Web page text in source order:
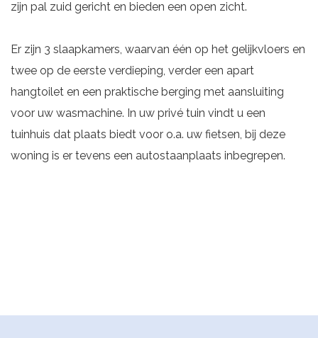
zijn pal zuid gericht en bieden een open zicht.
Er zijn 3 slaapkamers, waarvan één op het gelijkvloers en
twee op de eerste verdieping, verder een apart
hangtoilet en een praktische berging met aansluiting
voor uw wasmachine. In uw privé tuin vindt u een
tuinhuis dat plaats biedt voor o.a. uw fietsen, bij deze
woning is er tevens een autostaanplaats inbegrepen.